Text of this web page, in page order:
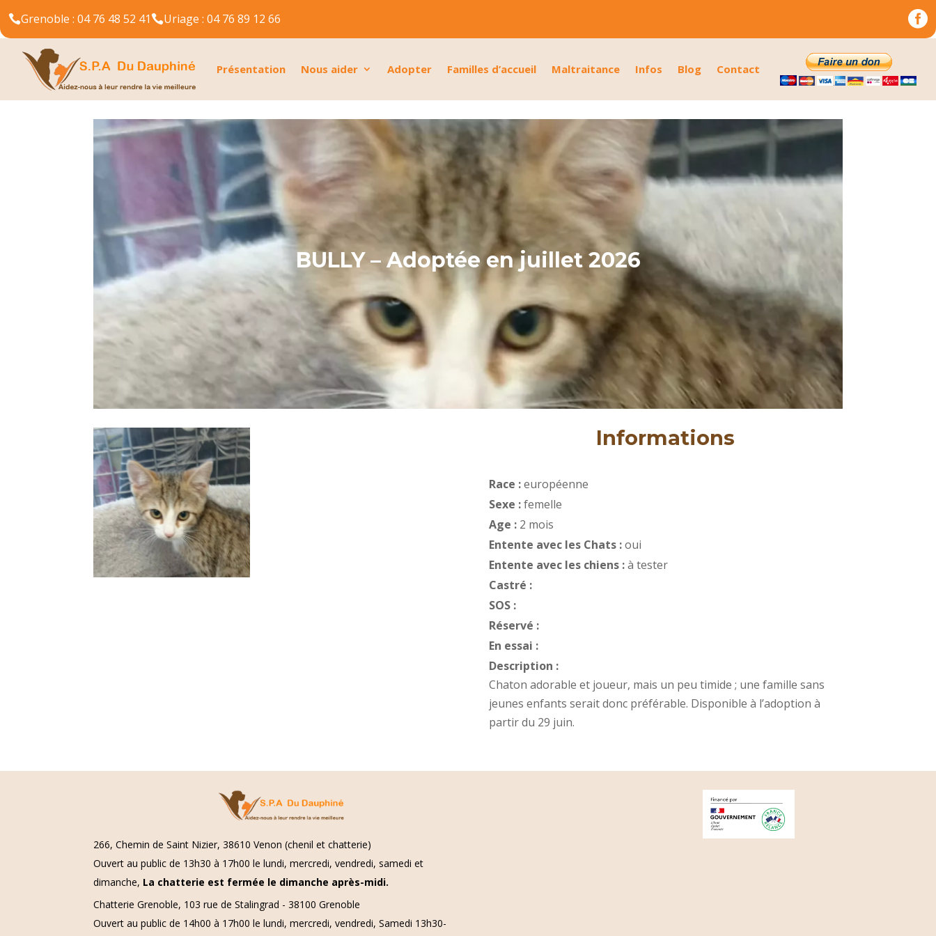
Grenoble : 04 76 48 52 41Uriage : 04 76 89 12 66 
Présentation Nous aider Adopter Familles d’accueil Maltraitance Infos Blog Contact
BULLY – Adoptée en juillet 2026
Informations
Race :européenne
Sexe :femelle
Age : 2 mois
Entente avec les Chats :oui
Entente avec les chiens :à tester
Castré :
SOS :
Réservé :
En essai :
Description :
Chaton adorable et joueur, mais un peu timide ; une famille sans
jeunes enfants serait donc préférable. Disponible à l’adoption à
partir du 29 juin.
266, Chemin de Saint Nizier, 38610 Venon (chenil et chatterie)
Ouvert au public de 13h30 à 17h00 le lundi, mercredi, vendredi, samedi et
dimanche, La chatterie est fermée le dimanche après-midi.
Chatterie Grenoble, 103 rue de Stalingrad - 38100 Grenoble
Ouvert au public de 14h00 à 17h00 le lundi, mercredi, vendredi, Samedi 13h30-